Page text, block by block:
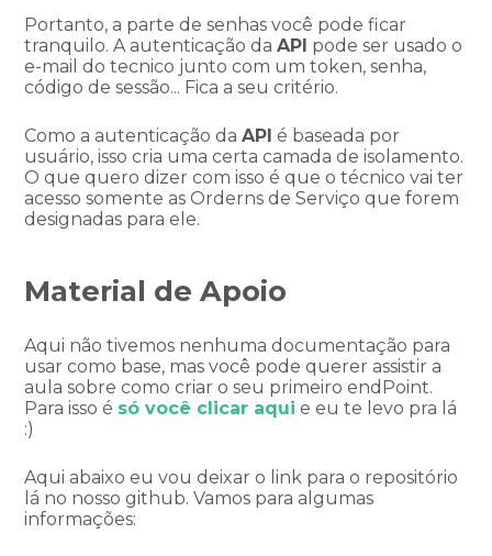
Portanto, a parte de senhas você pode ficar
tranquilo. A autenticação daAPI pode ser usado o
e-mail do tecnico junto com um token, senha,
código de sessão... Fica a seu critério.
Como a autenticação daAPI é baseada por
usuário, isso cria uma certa camada de isolamento.
O que quero dizer com isso é que o técnico vai ter
acesso somente as Orderns de Serviço que forem
designadas para ele.
Material de Apoio
Aqui não tivemos nenhuma documentação para
usar como base, mas você pode querer assistir a
aula sobre como criar o seu primeiro endPoint.
Para isso é só você clicar aqui e eu te levo pra lá
:)
Aqui abaixo eu vou deixar o link para o repositório
lá no nosso github. Vamos para algumas
informações: